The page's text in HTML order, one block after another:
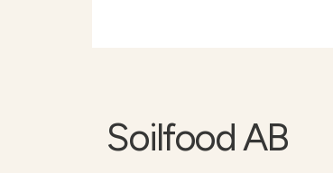
Soilfood AB